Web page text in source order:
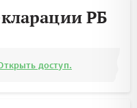
РБ
доступ.